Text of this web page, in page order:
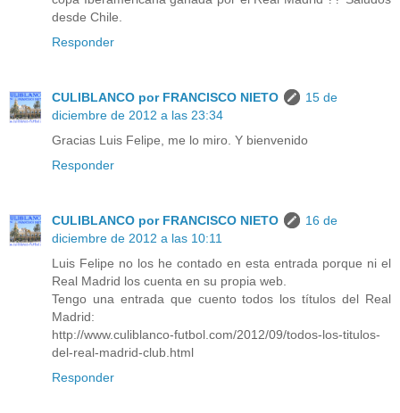
desde Chile.
Responder
CULIBLANCO por FRANCISCO NIETO
15 de
diciembre de 2012 a las 23:34
Gracias Luis Felipe, me lo miro. Y bienvenido
Responder
CULIBLANCO por FRANCISCO NIETO
16 de
diciembre de 2012 a las 10:11
Luis Felipe no los he contado en esta entrada porque ni el
Real Madrid los cuenta en su propia web.
Tengo una entrada que cuento todos los títulos del Real
Madrid:
http://www.culiblanco-futbol.com/2012/09/todos-los-titulos-
del-real-madrid-club.html
Responder